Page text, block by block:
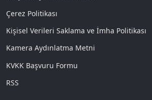
Çerez Politikası
Kişisel Verileri Saklama ve İmha Politikası
Kamera Aydınlatma Metni
KVKK Başvuru Formu
RSS